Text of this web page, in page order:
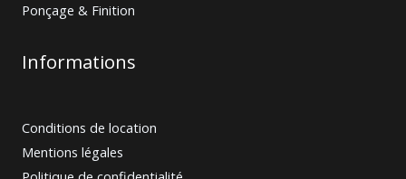
Ponçage & Finition
Informations
Conditions de location
Mentions légales